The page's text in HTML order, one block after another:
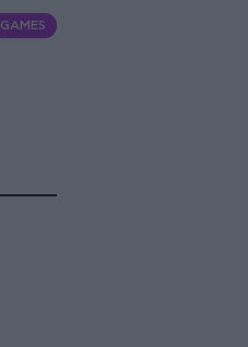
GAMES